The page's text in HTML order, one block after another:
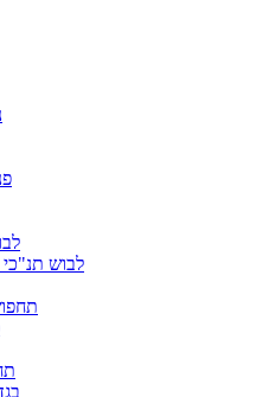
לבוש תנ"כי